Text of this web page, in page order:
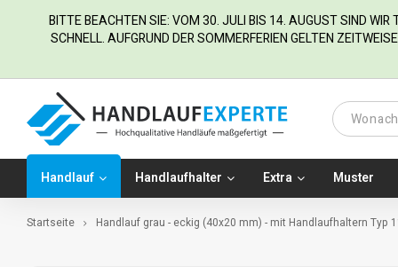
BITTE BEACHTEN SIE: VOM 30. JULI BIS 14. AUGUST SIND WIR
SCHNELL. AUFGRUND DER SOMMERFERIEN GELTEN
Handlauf Handlaufhalter Extra Muster
Startseite Handlauf grau - eckig (40x20 mm) - mit Handlaufhaltern Typ